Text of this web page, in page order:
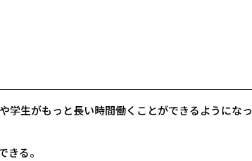
学生がもっと長い時間働くことができるようになっ
きる。